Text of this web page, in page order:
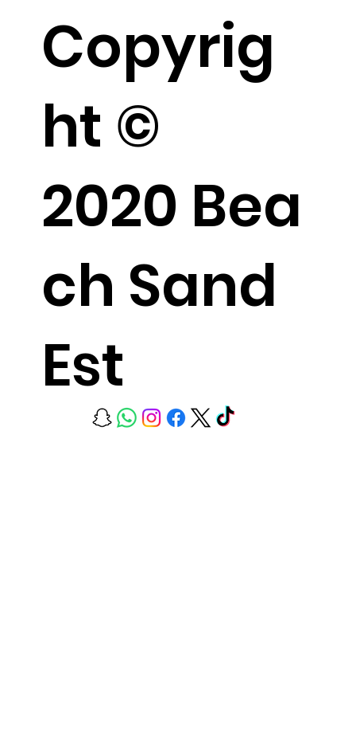
Copyrig
ht ©
2020 Bea
ch Sand
Est